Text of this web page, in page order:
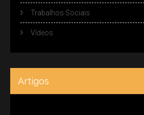
Trabalhos Sociais
Vídeos
Artigos